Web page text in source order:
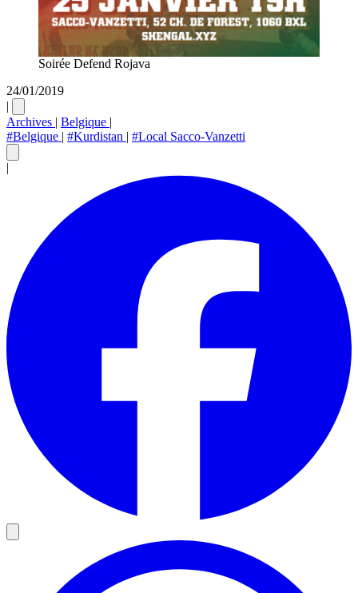
Soirée Defend Rojava
24/01/2019
|
Archives | Belgique |
#Belgique | #Kurdistan | #Local Sacco-Vanzetti
|